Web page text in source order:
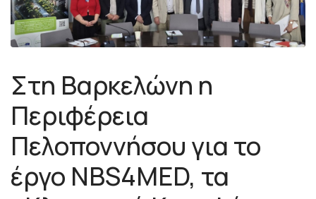
Στη Βαρκελώνη η
Περιφέρεια
Πελοποννήσου για το
έργο NBS4MED, τα